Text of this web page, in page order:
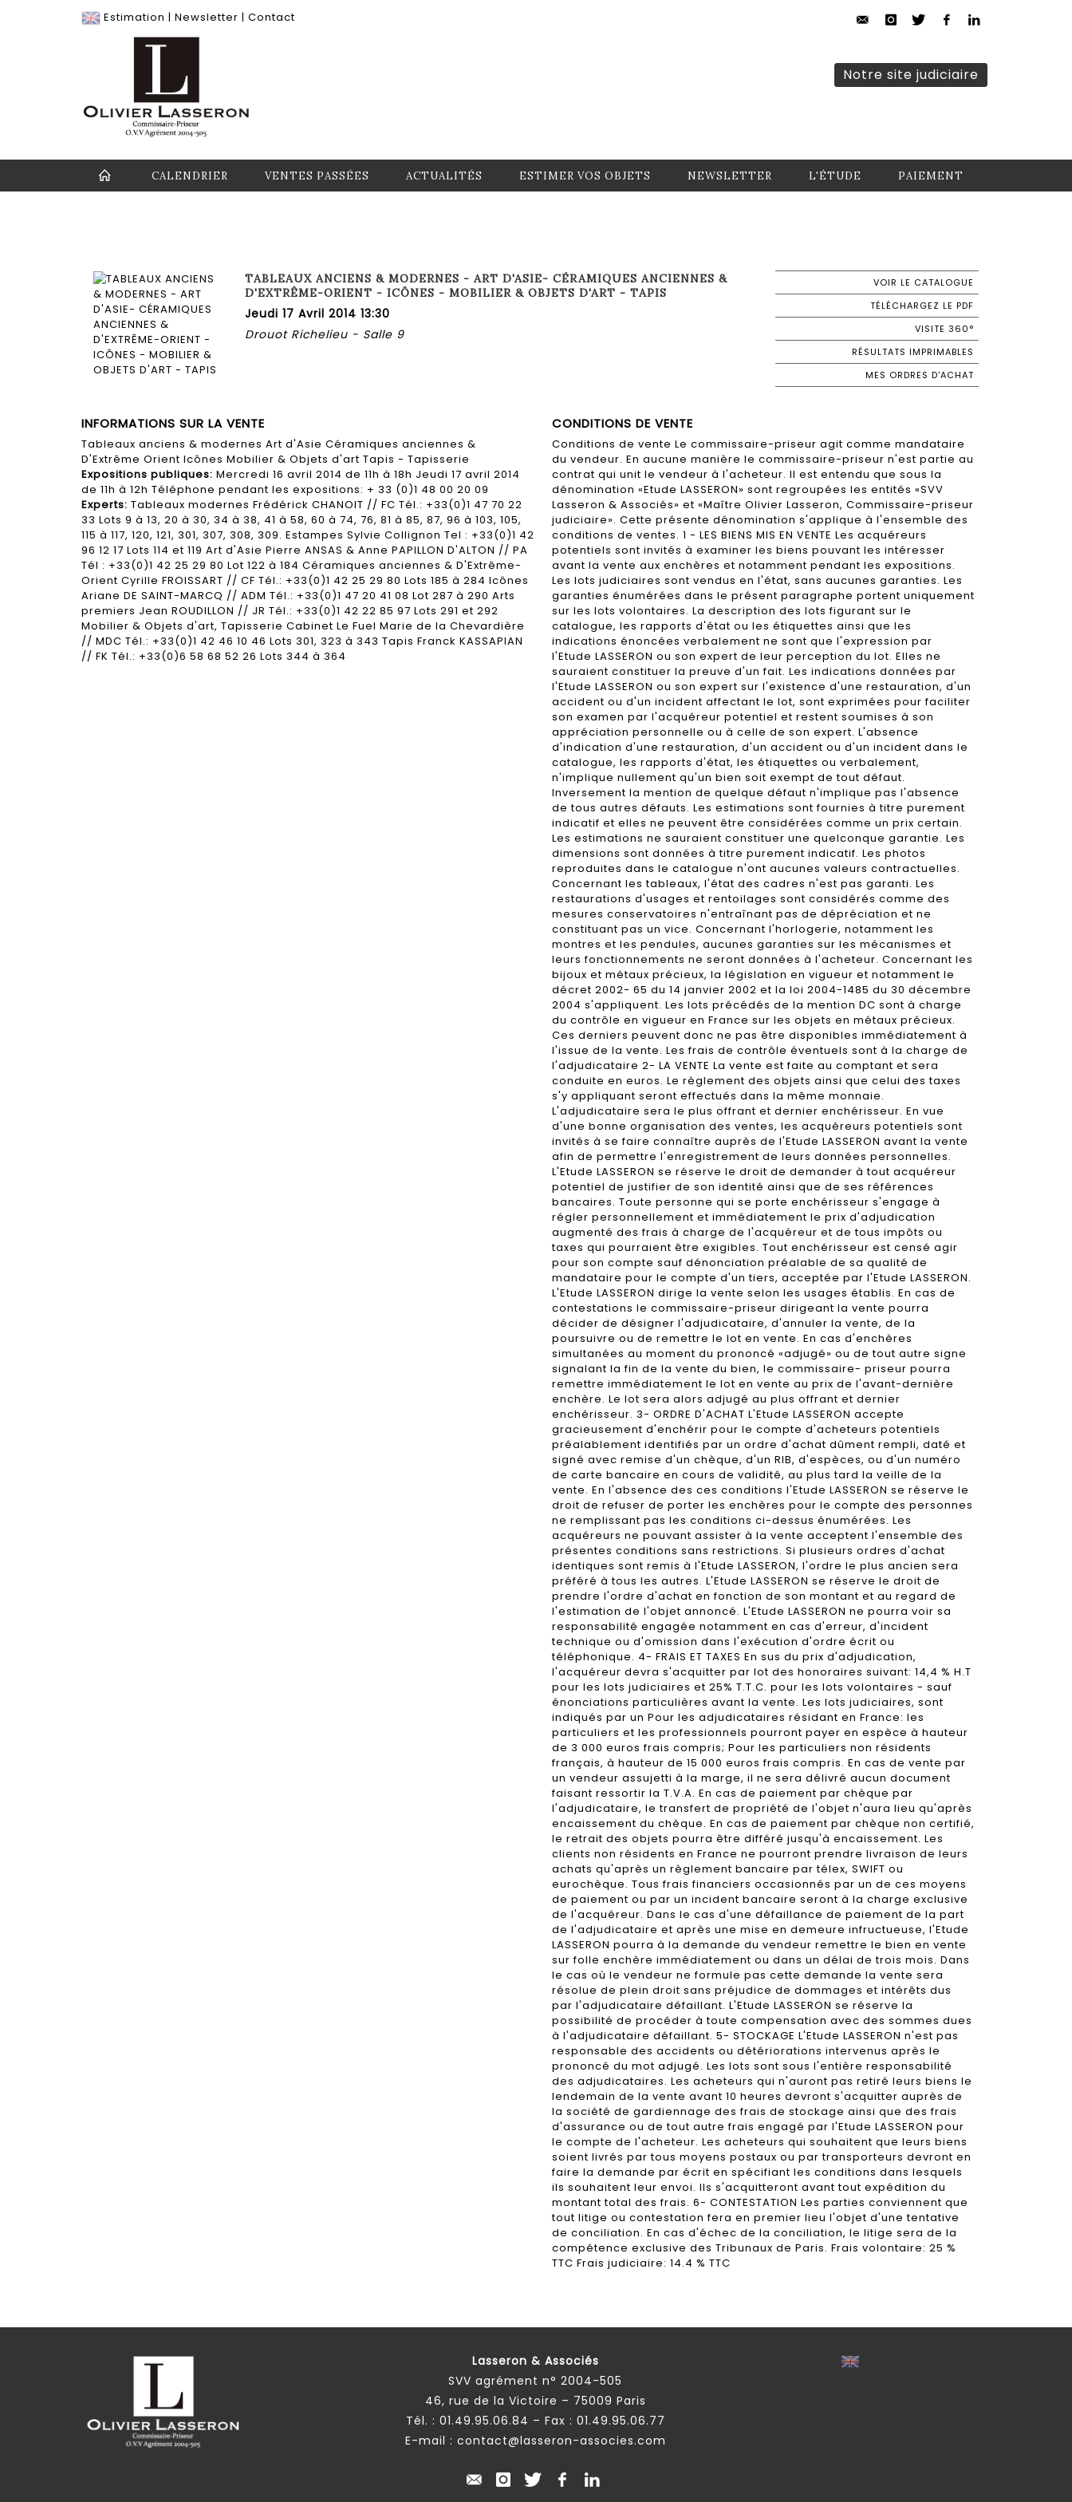
Estimation | Newsletter | Contact
Notre site judiciaire
CALENDRIER VENTES PASSÉES ACTUALITÉS ESTIMER VOS OBJETS NEWSLETTER L'ÉTUDE PAIEMENT
TABLEAUX ANCIENS & MODERNES - ART D'ASIE- CÉRAMIQUES ANCIENNES &
D'EXTRÊME-ORIENT - ICÔNES - MOBILIER & OBJETS D'ART - TAPIS
Jeudi 17 Avril 2014 13:30
Drouot Richelieu - Salle 9
VOIR LE CATALOGUE
TÉLÉCHARGEZ LE PDF
VISITE 360°
RÉSULTATS IMPRIMABLES
MES ORDRES D'ACHAT
INFORMATIONS SUR LA VENTE
Tableaux anciens & modernes Art d'Asie Céramiques anciennes &
D'Extrême Orient Icônes Mobilier & Objets d'art Tapis - Tapisserie
Expositions publiques: Mercredi 16 avril 2014 de 11h à 18h Jeudi 17 avril 2014
de 11h à 12h Téléphone pendant les expositions: + 33 (0)1 48 00 20 09
Experts: Tableaux modernes Frédérick CHANOIT // FC Tél.: +33(0)1 47 70 22
33 Lots 9 à 13, 20 à 30, 34 à 38, 41 à 58, 60 à 74, 76, 81 à 85, 87, 96 à 103, 105,
115 à 117, 120, 121, 301, 307, 308, 309. Estampes Sylvie Collignon Tel : +33(0)1 42
96 12 17 Lots 114 et 119 Art d'Asie Pierre ANSAS & Anne PAPILLON D'ALTON // PA
Tél : +33(0)1 42 25 29 80 Lot 122 à 184 Céramiques anciennes & D'Extrême-
Orient Cyrille FROISSART // CF Tél.: +33(0)1 42 25 29 80 Lots 185 à 284 Icônes
Ariane DE SAINT-MARCQ // ADM Tél.: +33(0)1 47 20 41 08 Lot 287 à 290 Arts
premiers Jean ROUDILLON // JR Tél.: +33(0)1 42 22 85 97 Lots 291 et 292
Mobilier & Objets d'art, Tapisserie Cabinet Le Fuel Marie de la Chevardière
// MDC Tél.: +33(0)1 42 46 10 46 Lots 301, 323 à 343 Tapis Franck KASSAPIAN
// FK Tél.: +33(0)6 58 68 52 26 Lots 344 à 364
CONDITIONS DE VENTE
Conditions de vente Le commissaire-priseur agit comme mandataire
du vendeur. En aucune manière le commissaire-priseur n'est partie au
contrat qui unit le vendeur à l'acheteur. Il est entendu que sous la
dénomination «Etude LASSERON» sont regroupées les entités «SVV
Lasseron & Associés» et «Maître Olivier Lasseron, Commissaire-priseur
judiciaire». Cette présente dénomination s'applique à l'ensemble des
conditions de ventes. 1 - LES BIENS MIS EN VENTE Les acquéreurs
potentiels sont invités à examiner les biens pouvant les intéresser
avant la vente aux enchères et notamment pendant les expositions.
Les lots judiciaires sont vendus en l'état, sans aucunes garanties. Les
garanties énumérées dans le présent paragraphe portent uniquement
sur les lots volontaires. La description des lots figurant sur le
catalogue, les rapports d'état ou les étiquettes ainsi que les
indications énoncées verbalement ne sont que l'expression par
l'Etude LASSERON ou son expert de leur perception du lot. Elles ne
sauraient constituer la preuve d'un fait. Les indications données par
l'Etude LASSERON ou son expert sur l'existence d'une restauration, d'un
accident ou d'un incident affectant le lot, sont exprimées pour faciliter
son examen par l'acquéreur potentiel et restent soumises à son
appréciation personnelle ou à celle de son expert. L'absence
d'indication d'une restauration, d'un accident ou d'un incident dans le
catalogue, les rapports d'état, les étiquettes ou verbalement,
n'implique nullement qu'un bien soit exempt de tout défaut.
Inversement la mention de quelque défaut n'implique pas l'absence
de tous autres défauts. Les estimations sont fournies à titre purement
indicatif et elles ne peuvent être considérées comme un prix certain.
Les estimations ne sauraient constituer une quelconque garantie. Les
dimensions sont données à titre purement indicatif. Les photos
reproduites dans le catalogue n'ont aucunes valeurs contractuelles.
Concernant les tableaux, l'état des cadres n'est pas garanti. Les
restaurations d'usages et rentoilages sont considérés comme des
mesures conservatoires n'entraînant pas de dépréciation et ne
constituant pas un vice. Concernant l'horlogerie, notamment les
montres et les pendules, aucunes garanties sur les mécanismes et
leurs fonctionnements ne seront données à l'acheteur. Concernant les
bijoux et métaux précieux, la législation en vigueur et notamment le
décret 2002- 65 du 14 janvier 2002 et la loi 2004-1485 du 30 décembre
2004 s'appliquent. Les lots précédés de la mention DC sont à charge
du contrôle en vigueur en France sur les objets en métaux précieux.
Ces derniers peuvent donc ne pas être disponibles immédiatement à
l'issue de la vente. Les frais de contrôle éventuels sont à la charge de
l'adjudicataire 2- LA VENTE La vente est faite au comptant et sera
conduite en euros. Le règlement des objets ainsi que celui des taxes
s'y appliquant seront effectués dans la même monnaie.
L'adjudicataire sera le plus offrant et dernier enchérisseur. En vue
d'une bonne organisation des ventes, les acquéreurs potentiels sont
invités à se faire connaître auprès de l'Etude LASSERON avant la vente
afin de permettre l'enregistrement de leurs données personnelles.
L'Etude LASSERON se réserve le droit de demander à tout acquéreur
potentiel de justifier de son identité ainsi que de ses références
bancaires. Toute personne qui se porte enchérisseur s'engage à
régler personnellement et immédiatement le prix d'adjudication
augmenté des frais à charge de l'acquéreur et de tous impôts ou
taxes qui pourraient être exigibles. Tout enchérisseur est censé agir
pour son compte sauf dénonciation préalable de sa qualité de
mandataire pour le compte d'un tiers, acceptée par l'Etude LASSERON.
L'Etude LASSERON dirige la vente selon les usages établis. En cas de
contestations le commissaire-priseur dirigeant la vente pourra
décider de désigner l'adjudicataire, d'annuler la vente, de la
poursuivre ou de remettre le lot en vente. En cas d'enchères
simultanées au moment du prononcé «adjugé» ou de tout autre signe
signalant la fin de la vente du bien, le commissaire- priseur pourra
remettre immédiatement le lot en vente au prix de l'avant-dernière
enchère. Le lot sera alors adjugé au plus offrant et dernier
enchérisseur. 3- ORDRE D'ACHAT L'Etude LASSERON accepte
gracieusement d'enchérir pour le compte d'acheteurs potentiels
préalablement identifiés par un ordre d'achat dûment rempli, daté et
signé avec remise d'un chèque, d'un RIB, d'espèces, ou d'un numéro
de carte bancaire en cours de validité, au plus tard la veille de la
vente. En l'absence des ces conditions l'Etude LASSERON se réserve le
droit de refuser de porter les enchères pour le compte des personnes
ne remplissant pas les conditions ci-dessus énumérées. Les
acquéreurs ne pouvant assister à la vente acceptent l'ensemble des
présentes conditions sans restrictions. Si plusieurs ordres d'achat
identiques sont remis à l'Etude LASSERON, l'ordre le plus ancien sera
préféré à tous les autres. L'Etude LASSERON se réserve le droit de
prendre l'ordre d'achat en fonction de son montant et au regard de
l'estimation de l'objet annoncé. L'Etude LASSERON ne pourra voir sa
responsabilité engagée notamment en cas d'erreur, d'incident
technique ou d'omission dans l'exécution d'ordre écrit ou
téléphonique. 4- FRAIS ET TAXES En sus du prix d'adjudication,
l'acquéreur devra s'acquitter par lot des honoraires suivant: 14,4 % H.T
pour les lots judiciaires et 25% T.T.C. pour les lots volontaires - sauf
énonciations particulières avant la vente. Les lots judiciaires, sont
indiqués par un Pour les adjudicataires résidant en France: les
particuliers et les professionnels pourront payer en espèce à hauteur
de 3 000 euros frais compris; Pour les particuliers non résidents
français, à hauteur de 15 000 euros frais compris. En cas de vente par
un vendeur assujetti à la marge, il ne sera délivré aucun document
faisant ressortir la T.V.A. En cas de paiement par chèque par
l'adjudicataire, le transfert de propriété de l'objet n'aura lieu qu'après
encaissement du chèque. En cas de paiement par chèque non certifié,
le retrait des objets pourra être différé jusqu'à encaissement. Les
clients non résidents en France ne pourront prendre livraison de leurs
achats qu'après un règlement bancaire par télex, SWIFT ou
eurochèque. Tous frais financiers occasionnés par un de ces moyens
de paiement ou par un incident bancaire seront à la charge exclusive
de l'acquéreur. Dans le cas d'une défaillance de paiement de la part
de l'adjudicataire et après une mise en demeure infructueuse, l'Etude
LASSERON pourra à la demande du vendeur remettre le bien en vente
sur folle enchère immédiatement ou dans un délai de trois mois. Dans
le cas où le vendeur ne formule pas cette demande la vente sera
résolue de plein droit sans préjudice de dommages et intérêts dus
par l'adjudicataire défaillant. L'Etude LASSERON se réserve la
possibilité de procéder à toute compensation avec des sommes dues
à l'adjudicataire défaillant. 5- STOCKAGE L'Etude LASSERON n'est pas
responsable des accidents ou détériorations intervenus après le
prononcé du mot adjugé. Les lots sont sous l'entière responsabilité
des adjudicataires. Les acheteurs qui n'auront pas retiré leurs biens le
lendemain de la vente avant 10 heures devront s'acquitter auprès de
la société de gardiennage des frais de stockage ainsi que des frais
d'assurance ou de tout autre frais engagé par l'Etude LASSERON pour
le compte de l'acheteur. Les acheteurs qui souhaitent que leurs biens
soient livrés par tous moyens postaux ou par transporteurs devront en
faire la demande par écrit en spécifiant les conditions dans lesquels
ils souhaitent leur envoi. Ils s'acquitteront avant tout expédition du
montant total des frais. 6- CONTESTATION Les parties conviennent que
tout litige ou contestation fera en premier lieu l'objet d'une tentative
de conciliation. En cas d'échec de la conciliation, le litige sera de la
compétence exclusive des Tribunaux de Paris. Frais volontaire: 25 %
TTC Frais judiciaire: 14.4 % TTC
Lasseron & Associés
SVV agrément n° 2004-505
46, rue de la Victoire – 75009 Paris
Tél. : 01.49.95.06.84 – Fax : 01.49.95.06.77
E-mail : contact@lasseron-associes.com